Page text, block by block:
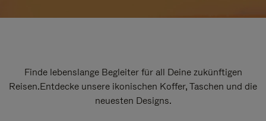
Finde lebenslange Begleiter für all Deine zukünftigen
Reisen.Entdecke unsere ikonischen Koffer, Taschen und die
neuesten Designs.